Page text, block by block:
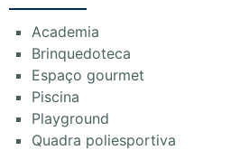
Academia
Brinquedoteca
Espaço gourmet
Piscina
Playground
Quadra poliesportiva